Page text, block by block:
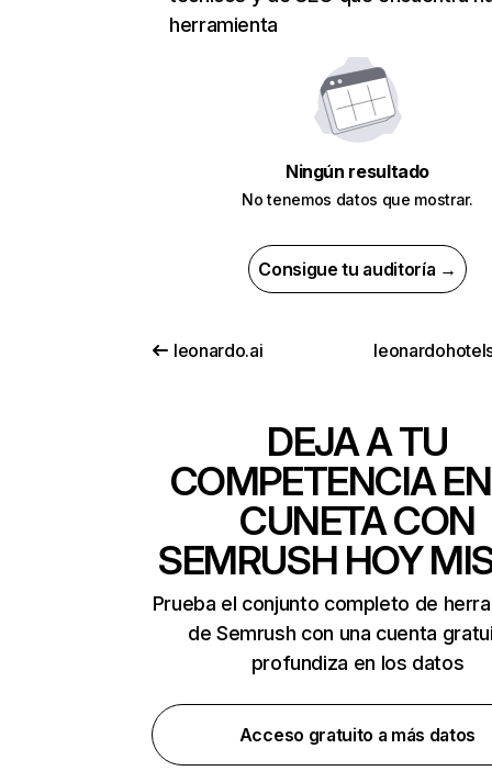
herramienta
Ningún resultado
No tenemos datos que mostrar.
Consigue tu auditoría →
leonardo.ai
DEJA A TU
COMPETENCIA
CUNETA CON
SEMRUSH HOY
Prueba el conjunto completo de
de Semrush con una cuenta
profundiza en los datos
Acceso gratuito a más datos